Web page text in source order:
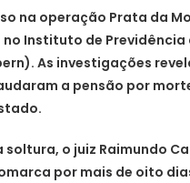
na operação Prata da
Instituto de Previdência
As investigações
a pensão por
soltura, o juiz Raimundo
por mais de oito